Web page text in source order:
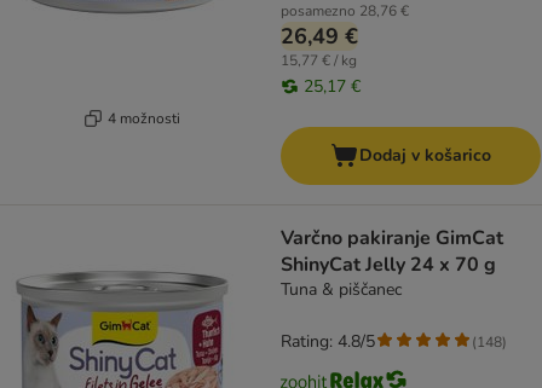
4 možnosti
posamezno 28,76 €
26,49 €
15,77 € / kg
25,17 €
Dodaj v košarico
Varčno pakiranje GimCat
ShinyCat Jelly 24 x 70 g
Tuna & piščanec
Rating: 4.8/5 (148)